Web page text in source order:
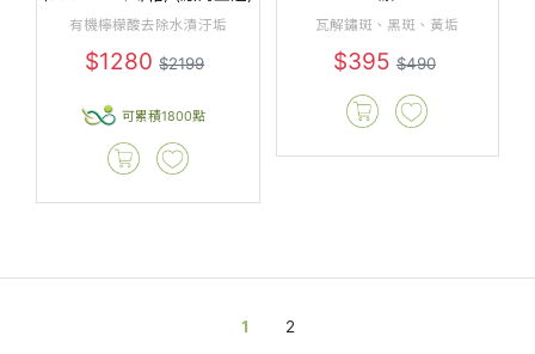
有機檸檬酸去除水漬汙垢
$1280$2199
可累積1800點
瓦解鏽斑、黑斑、黃垢
$395$490
1 2